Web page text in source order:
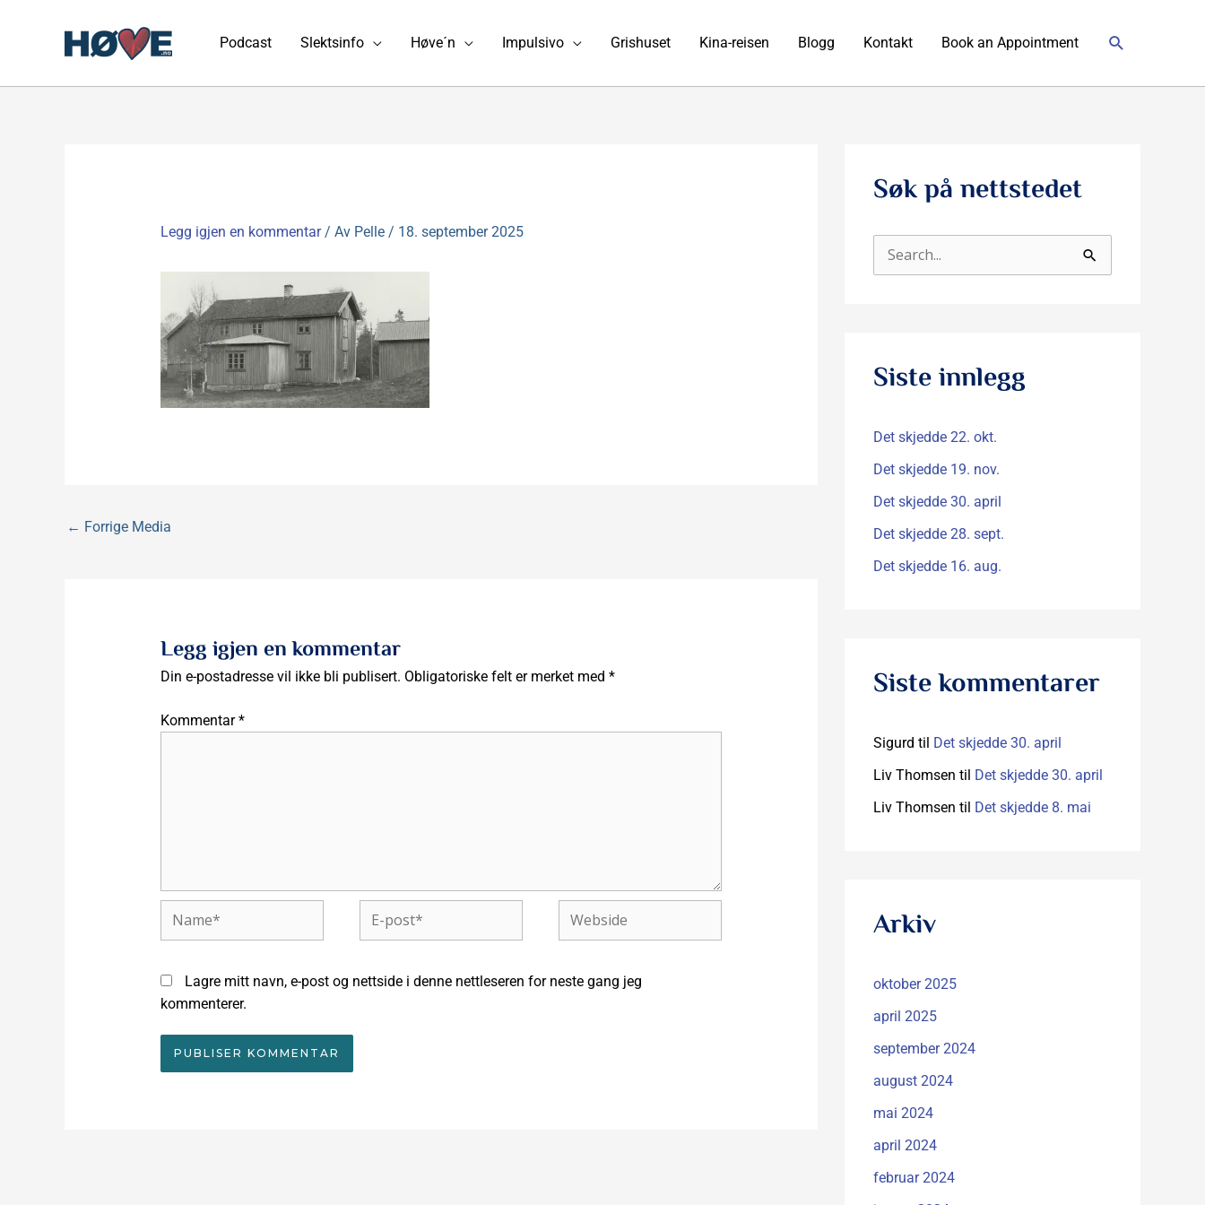
Podcast Slektsinfo Høve´n Impulsivo Grishuset Kina-reisen Blogg Kontakt Book an Appointment Søk
Legg igjen en kommentar / Av Pelle / 18. september 2025
← Forrige Media
Legg igjen en kommentar
Din e-postadresse vil ikke bli publisert. Obligatoriske felt er merket med *
Kommentar*
Name*
post*
Webside
Lagre mitt navn, e-post og nettside i denne nettleseren for neste gang jeg
kommenterer.
Søk på nettstedet
t
e
r
Siste innlegg
Det skjedde 22. okt.
Det skjedde 19. nov.
Det skjedde 30. april
Det skjedde 28. sept.
Det skjedde 16. aug.
Siste kommentarer
Sigurd til Det skjedde 30. april
Liv Thomsen til Det skjedde 30. april
Liv Thomsen til Det skjedde 8. mai
Arkiv
oktober 2025
april 2025
september 2024
august 2024
mai 2024
april 2024
februar 2024